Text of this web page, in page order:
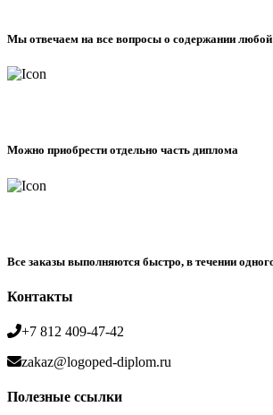
Мы отвечаем на все вопросы о содержании
Можно приобрести отдельно часть диплома
Все заказы выполняются быстро, в течении
Контакты
+7 812 409-47-42
zakaz@logoped-diplom.ru
Полезные ссылки